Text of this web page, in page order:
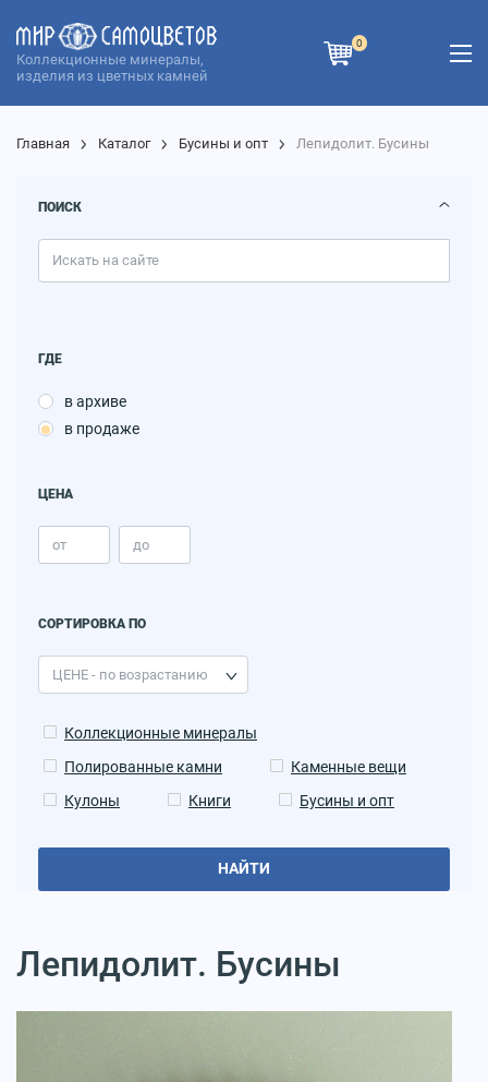
Коллекционные минералы,
изделия из цветных камней
0
Главная Каталог Бусины и опт Лепидолит. Бусины
ПОИСК
ГДЕ
в архиве
в продаже
ЦЕНА
СОРТИРОВКА ПО
Коллекционные минералы
Полированные камни
Каменные вещи
Кулоны
Книги Бусины и опт
НАЙТИ
Лепидолит. Бусины